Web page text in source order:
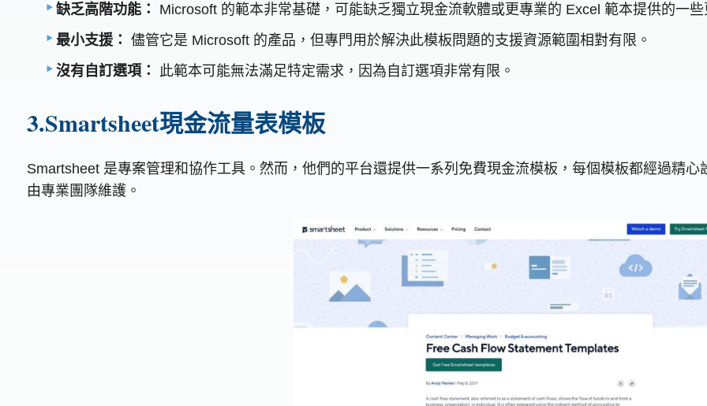
缺乏高階功能：
Microsoft 的範本非常基礎，可能缺乏獨立現金流軟體或更專業的 Excel 範本提供的一
最小支援： 儘管它是 Microsoft 的產品，但專門用於解決此模板問題的支援資源範圍相對有限。
沒有自訂選項：
此範本可能無法滿足特定需求，因為自訂選項非常有限。
3.Smartsheet現金流量表模板
Smartsheet 是專案管理和協作工具。然而，他們的平台還提供一系列免費現金流模板，每個模板都經過精
由專業團隊維護。